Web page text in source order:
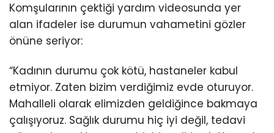
Komşularının çektiği yardım videosunda yer
alan ifadeler ise durumun vahametini gözler
önüne seriyor:
“Kadının durumu çok kötü, hastaneler kabul
etmiyor. Zaten bizim verdiğimiz evde oturuyor.
Mahalleli olarak elimizden geldiğince bakmaya
çalışıyoruz. Sağlık durumu hiç iyi değil, tedavi